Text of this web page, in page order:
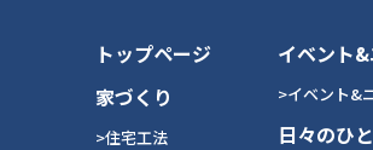
トップページ
家づくり
>住宅工法
イベント
>イベント&
日々のひ